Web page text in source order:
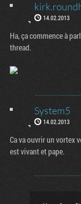
14.02.2013
Ha, ça commence à
thread.
System5
14.02.2013
Ca va ouvrir un vortex
est vivant et pape.